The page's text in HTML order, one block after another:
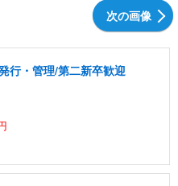
次の画像
行・管理/第二新卒歓迎